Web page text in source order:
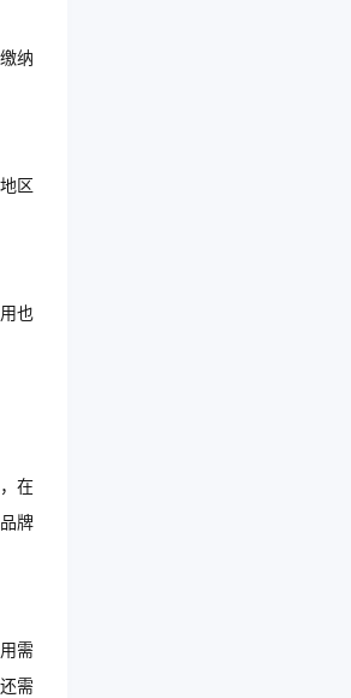
纳
区
也
在
牌
需
需